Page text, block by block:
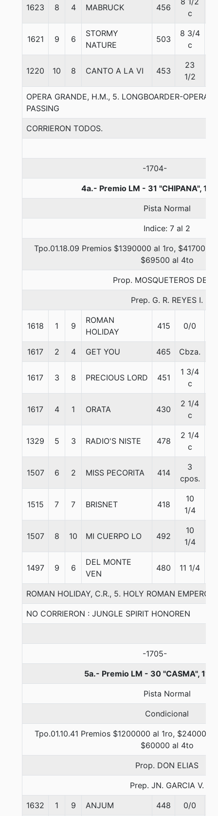
1623 8 4 MABRUCK 456
c
1621 9 6
STORMY
NATURE
503
8 3/4
c
1220 10 8 CANTO A LA VI 453
23
1/2
OPERA GRANDE, H.M., 5. LONGBOARDER-OPERA
PASSING
CORRIERON TODOS.
-1704-
4a.- Premio LM - 31 "CHIPANA",
Pista Normal
Indice: 7 al 2
Tpo.01.18.09 Premios $1390000 al 1ro, $417000
$69500 al 4to
Prop. MOSQUETEROS DE
Prep. G. R. REYES I.
1618 1 9
ROMAN
HOLIDAY
415 0/0
1617 2 4 GET YOU 465 Cbza.
1617 3 8 PRECIOUS LORD 451
1 3/4
c
1617 4 1 ORATA 430
2 1/4
c
1329 5 3 RADIO'S NISTE 478
2 1/4
c
1507 6 2 MISS PECORITA 414
3
cpos.
1515 7 7 BRISNET 418
10
1/4
1507 8 10 MI CUERPO LO 492
10
1/4
1497 9 6
DEL MONTE
VEN
480 11 1/4
ROMAN HOLIDAY, C.R., 5. HOLY ROMAN
NO CORRIERON : JUNGLE SPIRIT HONOREN
-1705-
5a.- Premio LM - 30 "CASMA",
Pista Normal
Condicional
Tpo.01.10.41 Premios $1200000 al 1ro, $240000
$60000 al 4to
Prop. DON ELIAS
Prep. JN. GARCIA V.
1632 1 9 ANJUM 448 0/0